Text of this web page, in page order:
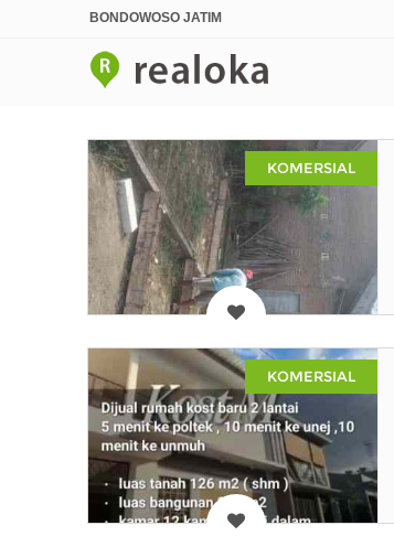
BONDOWOSO JATIM
KOMERSIAL
KOMERSIAL